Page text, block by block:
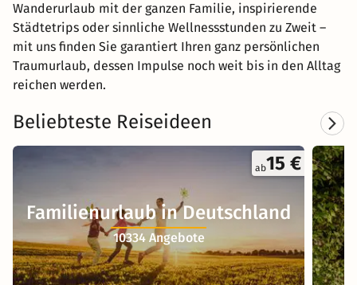
Wanderurlaub mit der ganzen Familie, inspirierende
Städtetrips oder sinnliche Wellnessstunden zu Zweit –
mit uns finden Sie garantiert Ihren ganz persönlichen
Traumurlaub, dessen Impulse noch weit bis in den Alltag
reichen werden.
Beliebteste Reiseideen
ab15 €
Familienurlaub in Deutschland
10334 Angebote